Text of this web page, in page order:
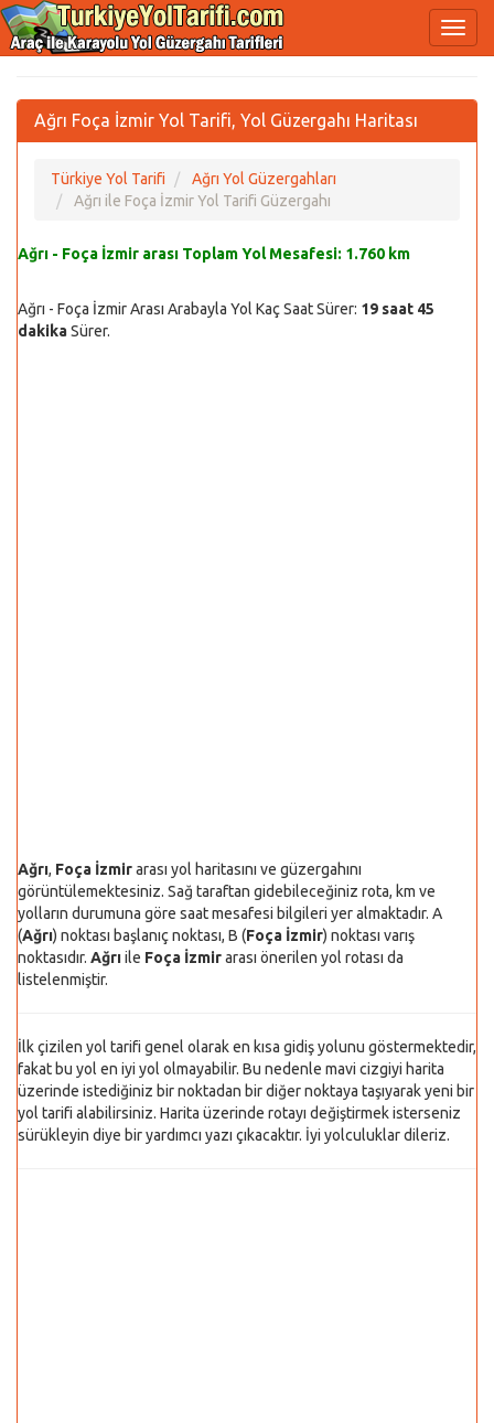
Ağrı Foça İzmir Yol Tarifi, Yol Güzergahı Haritası
Türkiye Yol Tarifi
Ağrı Yol Güzergahları
Ağrı ile Foça İzmir Yol Tarifi Güzergahı
Ağrı - Foça İzmir arası Toplam Yol Mesafesi: 1.760 km
Ağrı - Foça İzmir Arası Arabayla Yol Kaç Saat Sürer: 19 saat 45
dakikaSürer.
Ağrı, Foça İzmirarası yol haritasını ve güzergahını
görüntülemektesiniz. Sağ taraftan gidebileceğiniz rota, km ve
yolların durumuna göre saat mesafesi bilgileri yer almaktadır. A
(Ağrı) noktası başlanıç noktası, B (Foça İzmir) noktası varış
noktasıdır. Ağrıile Foça İzmirarası önerilen yol rotası da
listelenmiştir.
İlk çizilen yol tarifi genel olarak en kısa gidiş yolunu göstermektedir,
fakat bu yol en iyi yol olmayabilir. Bu nedenle mavi cizgiyi harita
üzerinde istediğiniz bir noktadan bir diğer noktaya taşıyarak yeni bir
yol tarifi alabilirsiniz. Harita üzerinde rotayı değiştirmek isterseniz
sürükleyin diye bir yardımcı yazı çıkacaktır. İyi yolculuklar dileriz.